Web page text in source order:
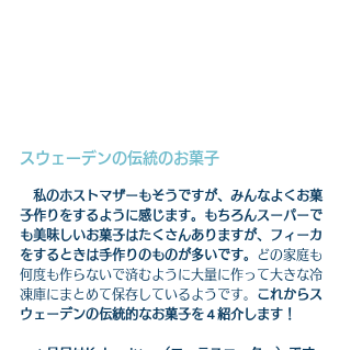
スウェーデンの伝統のお菓子
私のホストマザーもそうですが、みんなよくお菓
子作りをするように感じます。もちろんスーパーで
も美味しいお菓子はたくさんありますが、フィーカ
をするときは手作りのものが多いです。 どの家庭も
何度も作らないで済むように大量に作って大きな冷
凍庫にまとめて保存しているようです。 これからス
ウェーデンの伝統的なお菓子を４紹介します！